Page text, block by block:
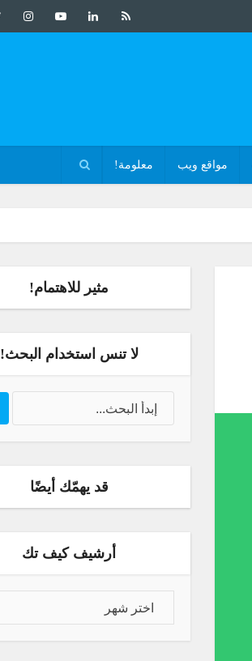
مواقع ويب معلومة!
مثير للاهتمام!
لا تنس استخدام البحث!
قد يهمّك أيضًا
أرشيف كيف تك